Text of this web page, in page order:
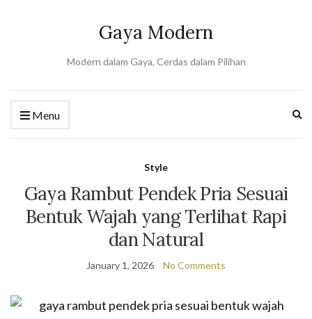
Gaya Modern
Modern dalam Gaya, Cerdas dalam Pilihan
Menu
Style
Gaya Rambut Pendek Pria Sesuai
Bentuk Wajah yang Terlihat Rapi
dan Natural
January 1, 2026 No Comments